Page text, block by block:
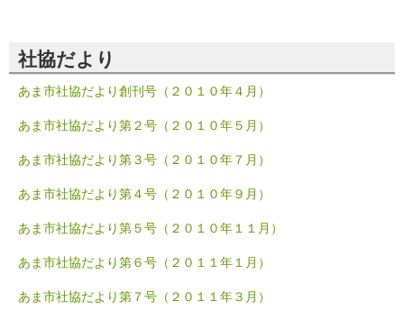
社協だより
あま市社協だより創刊号（２０１０年４月）
あま市社協だより第２号（２０１０年５月）
あま市社協だより第３号（２０１０年７月）
あま市社協だより第４号（２０１０年９月）
あま市社協だより第５号（２０１０年１１月）
あま市社協だより第６号（２０１１年１月）
あま市社協だより第７号（２０１１年３月）